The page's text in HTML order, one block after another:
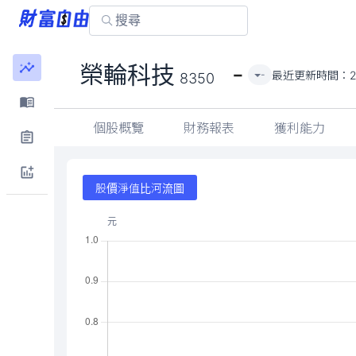
榮輪科技 8350 - - 最近更新時間：
個股概覽 財務報表 獲利能力
股價淨值比河流圖